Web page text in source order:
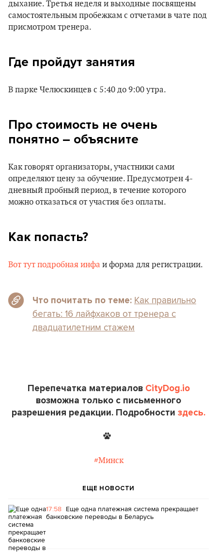
дыхание. Третья неделя и выходные посвящены
самостоятельным пробежкам с отчетами в чате под
присмотром тренера.
Где пройдут занятия
В парке Челюскинцев с 5:40 до 9:00 утра.
Про стоимость не очень
понятно – объясните
Как говорят организаторы, участники сами
определяют цену за обучение. Предусмотрен 4-
дневный пробный период, в течение которого
можно отказаться от участия без оплаты.
Как попасть?
Вот тут подробная инфа и форма для регистрации.
Что почитать по теме: Как правильно
бегать: 16 лайфхаков от тренера с
двадцатилетним стажем
Перепечатка материалов CityDog.io
возможна только с письменного
разрешения редакции. Подробности здесь.
#Минск
ЕЩЕ НОВОСТИ
17:58 Еще одна платежная система прекращает
банковские переводы в Беларусь